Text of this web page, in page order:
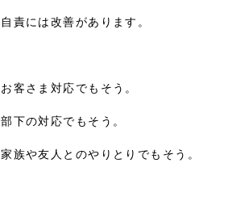
自責には改善があります。
お客さま対応でもそう。
部下の対応でもそう。
家族や友人とのやりとりでもそう。